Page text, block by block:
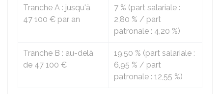
Tranche A : jusqu'à
47 100 € par an
7 % (part salariale :
2,80 % / part
patronale : 4,20 %)
Tranche B : au-delà
de 47 100 €
19,50 % (part salariale :
6,95 % / part
patronale : 12,55 %)